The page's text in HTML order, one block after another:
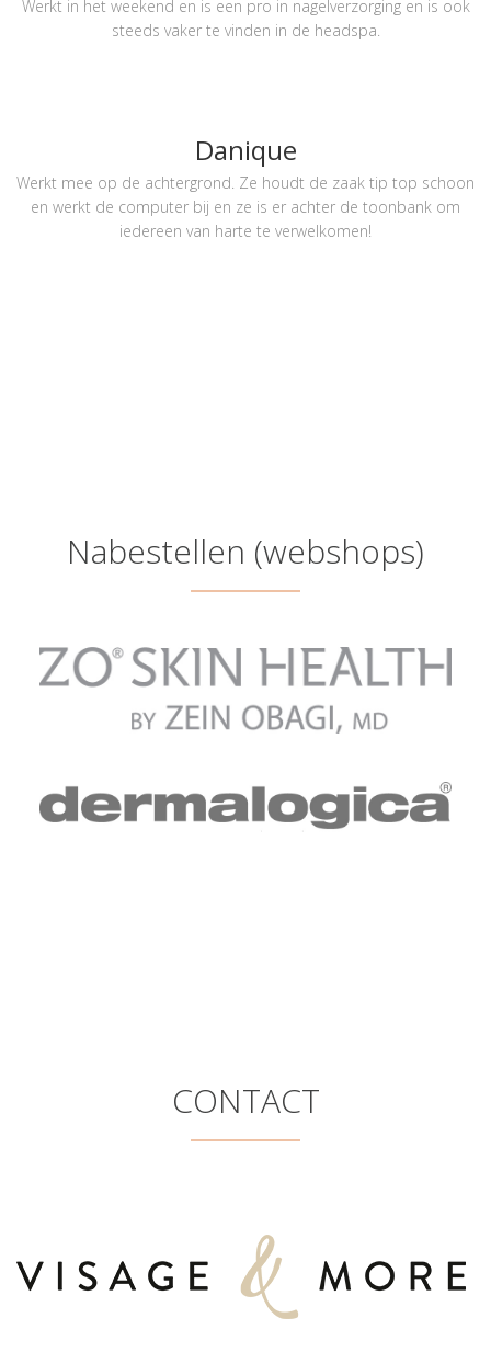
Werkt in het weekend en is een pro in nagelverzorging en is ook
steeds vaker te vinden in de headspa.
Danique
Werkt mee op de achtergrond. Ze houdt de zaak tip top schoon
en werkt de computer bij en ze is er achter de toonbank om
iedereen van harte te verwelkomen!
Nabestellen (webshops)
ZO Skin Health
CONTACT